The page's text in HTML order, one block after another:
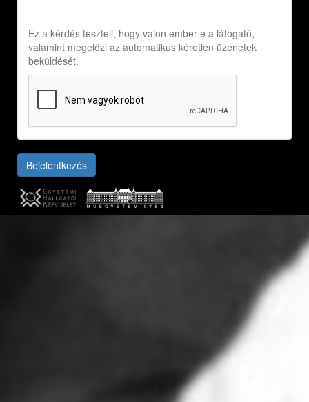
Ez a kérdés teszteli, hogy vajon ember-e a látogató,
valamint megelőzi az automatikus kéretlen üzenetek
beküldését.
Bejelentkezés